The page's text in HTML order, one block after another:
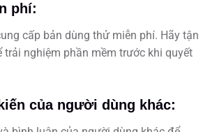
phí:
cấp bản dùng thử miễn phí. Hãy tận
trải nghiệm phần mềm trước khi quyết
của người dùng khác: